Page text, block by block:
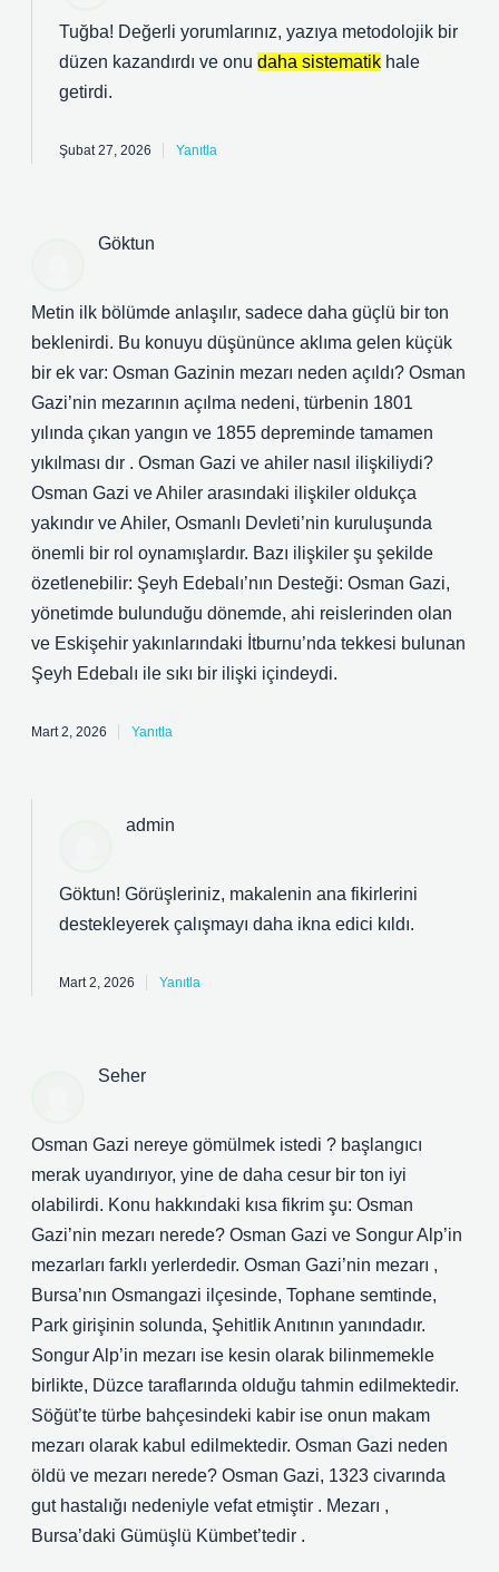
Tuğba! Değerli yorumlarınız, yazıya metodolojik bir
düzen kazandırdı ve onu daha sistematik hale
getirdi.
Şubat 27, 2026 Yanıtla
Göktun
Metin ilk bölümde anlaşılır, sadece daha güçlü bir ton
beklenirdi. Bu konuyu düşününce aklıma gelen küçük
bir ek var: Osman Gazinin mezarı neden açıldı? Osman
Gazi’nin mezarının açılma nedeni, türbenin 1801
yılında çıkan yangın ve 1855 depreminde tamamen
yıkılması dır . Osman Gazi ve ahiler nasıl ilişkiliydi?
Osman Gazi ve Ahiler arasındaki ilişkiler oldukça
yakındır ve Ahiler, Osmanlı Devleti’nin kuruluşunda
önemli bir rol oynamışlardır. Bazı ilişkiler şu şekilde
özetlenebilir: Şeyh Edebalı’nın Desteği: Osman Gazi,
yönetimde bulunduğu dönemde, ahi reislerinden olan
ve Eskişehir yakınlarındaki İtburnu’nda tekkesi bulunan
Şeyh Edebalı ile sıkı bir ilişki içindeydi.
Mart 2, 2026 Yanıtla
admin
Göktun! Görüşleriniz, makalenin ana fikirlerini
destekleyerek çalışmayı daha ikna edici kıldı.
Mart 2, 2026 Yanıtla
Seher
Osman Gazi nereye gömülmek istedi ? başlangıcı
merak uyandırıyor, yine de daha cesur bir ton iyi
olabilirdi. Konu hakkındaki kısa fikrim şu: Osman
Gazi’nin mezarı nerede? Osman Gazi ve Songur Alp’in
mezarları farklı yerlerdedir. Osman Gazi’nin mezarı ,
Bursa’nın Osmangazi ilçesinde, Tophane semtinde,
Park girişinin solunda, Şehitlik Anıtının yanındadır.
Songur Alp’in mezarı ise kesin olarak bilinmemekle
birlikte, Düzce taraflarında olduğu tahmin edilmektedir.
Söğüt’te türbe bahçesindeki kabir ise onun makam
mezarı olarak kabul edilmektedir. Osman Gazi neden
öldü ve mezarı nerede? Osman Gazi, 1323 civarında
gut hastalığı nedeniyle vefat etmiştir . Mezarı ,
Bursa’daki Gümüşlü Kümbet’tedir .